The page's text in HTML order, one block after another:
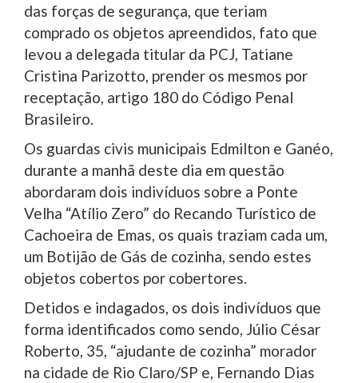
das forças de segurança, que teriam
comprado os objetos apreendidos, fato que
levou a delegada titular da PCJ, Tatiane
Cristina Parizotto, prender os mesmos por
receptação, artigo 180 do Código Penal
Brasileiro.
Os guardas civis municipais Edmilton e Ganéo,
durante a manhã deste dia em questão
abordaram dois indivíduos sobre a Ponte
Velha “Atílio Zero” do Recando Turístico de
Cachoeira de Emas, os quais traziam cada um,
um Botijão de Gás de cozinha, sendo estes
objetos cobertos por cobertores.
Detidos e indagados, os dois indivíduos que
forma identificados como sendo, Júlio César
Roberto, 35, “ajudante de cozinha” morador
na cidade de Rio Claro/SP e, Fernando Dias